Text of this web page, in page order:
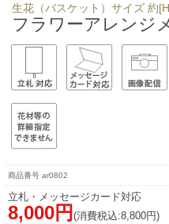
生花（バスケット）サイズ 約
フラワーアレンジ
ar0802
立札・メッセージカード対応
8,000円 (消費税込:8,800円)